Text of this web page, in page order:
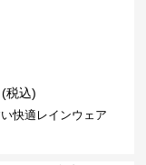
(税込)
快適レインウェア